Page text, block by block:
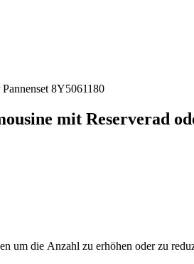
mit Reserverad
um die Anzahl zu erhöhen oder zu